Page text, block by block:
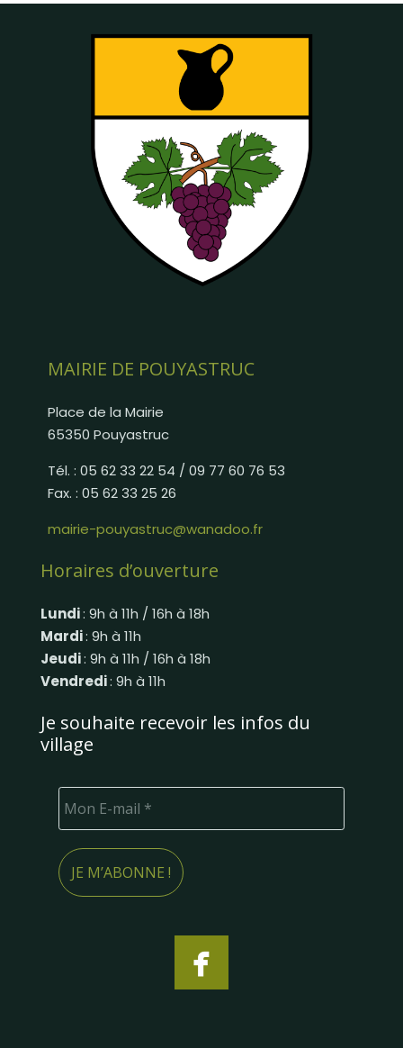
MAIRIE DE POUYASTRUC
Place de la Mairie
65350 Pouyastruc
Tél. : 05 62 33 22 54 / 09 77 60 76 53
Fax. : 05 62 33 25 26
mairie-pouyastruc@wanadoo.fr
Horaires d’ouverture
Lundi: 9h à 11h / 16h à 18h
Mardi: 9h à 11h
Jeudi: 9h à 11h / 16h à 18h
Vendredi: 9h à 11h
Je souhaite recevoir les infos du
village